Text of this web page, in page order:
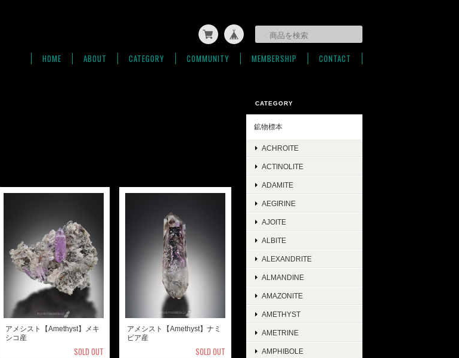
HOME ABOUT CATEGORY COMMUNITY MEMBERSHIP CONTACT
アメシスト【Amethyst】メキ
シコ産
SOLD OUT
アメシスト【Amethyst】ナミ
ビア産
SOLD OUT
CATEGORY
鉱物標本
ACHROITE
ACTINOLITE
ADAMITE
AEGIRINE
AJOITE
ALBITE
ALEXANDRITE
ALMANDINE
AMAZONITE
AMETHYST
AMETRINE
AMPHIBOLE